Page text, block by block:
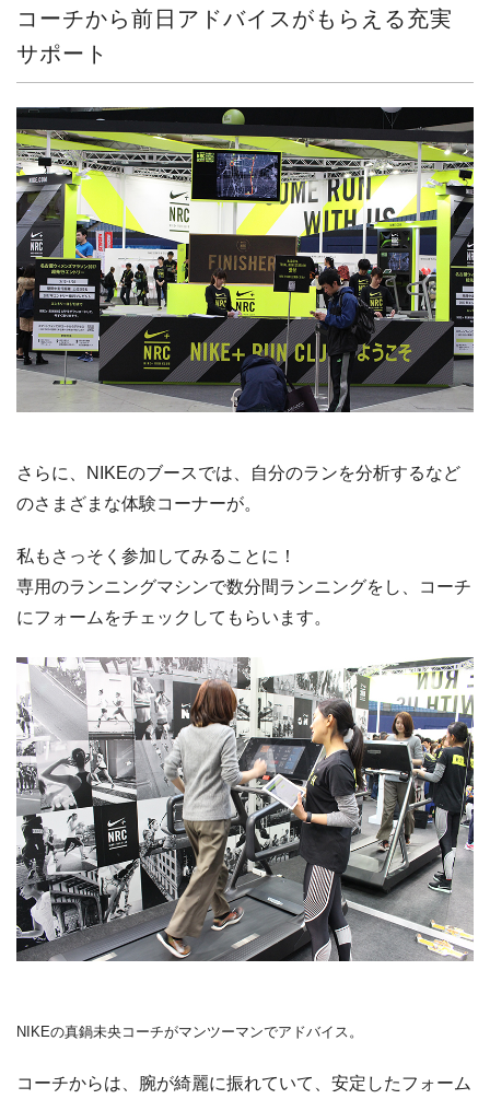
コーチから前日アドバイスがもらえる充実
サポート
さらに、NIKEのブースでは、自分のランを分析するなど
のさまざまな体験コーナーが。
私もさっそく参加してみることに！
専用のランニングマシンで数分間ランニングをし、コーチ
にフォームをチェックしてもらいます。
NIKEの真鍋未央コーチがマンツーマンでアドバイス。
コーチからは、腕が綺麗に振れていて、安定したフォーム